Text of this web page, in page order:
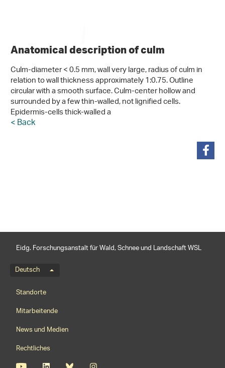
Anatomical description of culm
Culm-diameter < 0.5 mm, wall very large, radius of culm in
relation to wall thickness approximately 1:0.75. Outline
circular with a smooth surface. Culm-center hollow and
surrounded by a few thin-walled, not lignified cells.
Epidermis-cells thick-walled a
< Back
Eidg. Forschungsanstalt für Wald, Schnee und Landschaft WSL
Sprachmenü
Deutsch
Footernavigation
Standorte
Mitarbeitende
News und Medien
Rechtliches